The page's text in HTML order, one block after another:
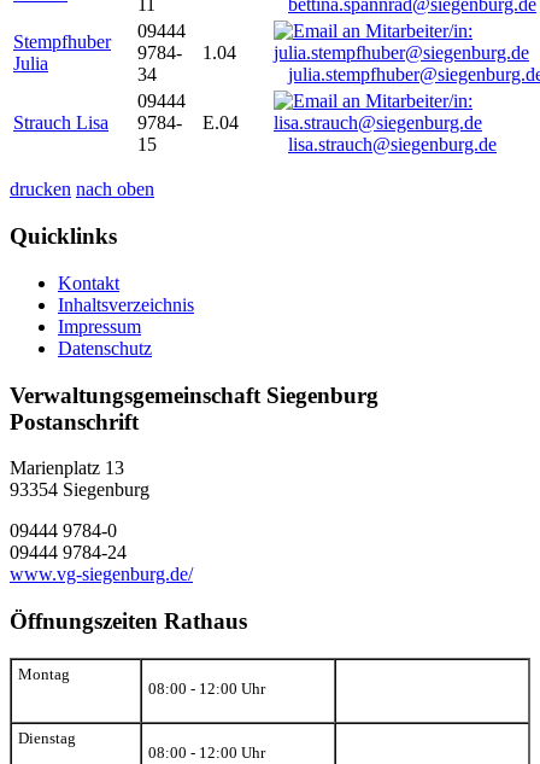
11
bettina.spannrad@siegenburg.de
Stempfhuber
Julia
09444
9784-
34
1.04
Strauch Lisa
09444
9784-
15
E.04
lisa.strauch@siegenburg.de
drucken nach oben
Quicklinks
Kontakt
Inhaltsverzeichnis
Impressum
Datenschutz
Verwaltungsgemeinschaft Siegenburg
Postanschrift
Marienplatz 13
93354 Siegenburg
09444 9784-0
09444 9784-24
www.vg-siegenburg.de/
Öffnungszeiten Rathaus
Montag
08:00 - 12:00 Uhr
Dienstag
08:00 - 12:00 Uhr